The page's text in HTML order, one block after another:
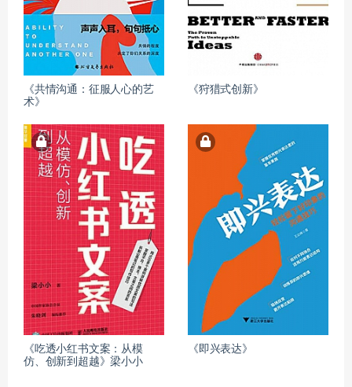
《共情沟通：征服人心的艺
术》
《狩猎式创新》
《吃透小红书文案：从模
仿、创新到超越》梁小小
《即兴表达》